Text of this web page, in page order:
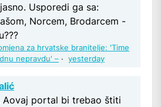
Usporedi ga sa:
Norcem, Brodarcem -
za hrvatske branitelje: 'Time
nepravdu' – · yesterday
Aovaj portal bi trebao štiti